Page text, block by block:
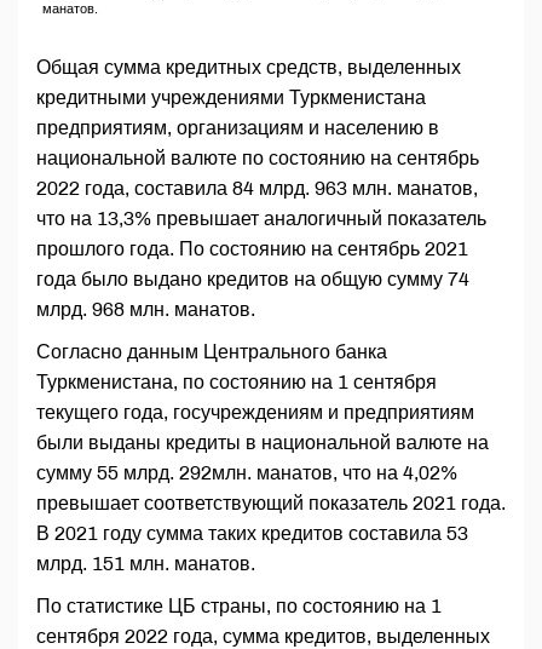
манатов.
Общая сумма кредитных средств, выделенных
кредитными учреждениями Туркменистана
предприятиям, организациям и населению в
национальной валюте по состоянию на сентябрь
2022 года, составила 84 млрд. 963 млн. манатов,
что на 13,3% превышает аналогичный показатель
прошлого года. По состоянию на сентябрь 2021
года было выдано кредитов на общую сумму 74
млрд. 968 млн. манатов.
Согласно данным Центрального банка
Туркменистана, по состоянию на 1 сентября
текущего года, госучреждениям и предприятиям
были выданы кредиты в национальной валюте на
сумму 55 млрд. 292млн. манатов, что на 4,02%
превышает соответствующий показатель 2021 года.
В 2021 году сумма таких кредитов составила 53
млрд. 151 млн. манатов.
По статистике ЦБ страны, по состоянию на 1
сентября 2022 года, сумма кредитов, выделенных